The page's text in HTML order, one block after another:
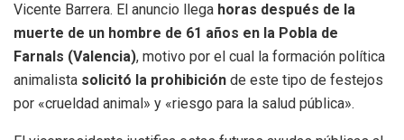
Vicente Barrera. El anuncio llega horas después de la
muerte de un hombre de 61 años en la Pobla de
Farnals (Valencia), motivo por el cual la formación política
animalista solicitó la prohibición de este tipo de festejos
por «crueldad animal» y «riesgo para la salud pública».